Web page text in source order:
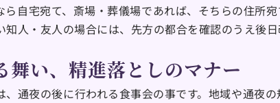
ら自宅宛て、斎場・葬儀場であれば、そちらの住所
知人・友人の場合には、先方の都合を確認のうえ後
舞い、精進落としのマナー
通夜の後に行われる食事会の事です。地域や通夜